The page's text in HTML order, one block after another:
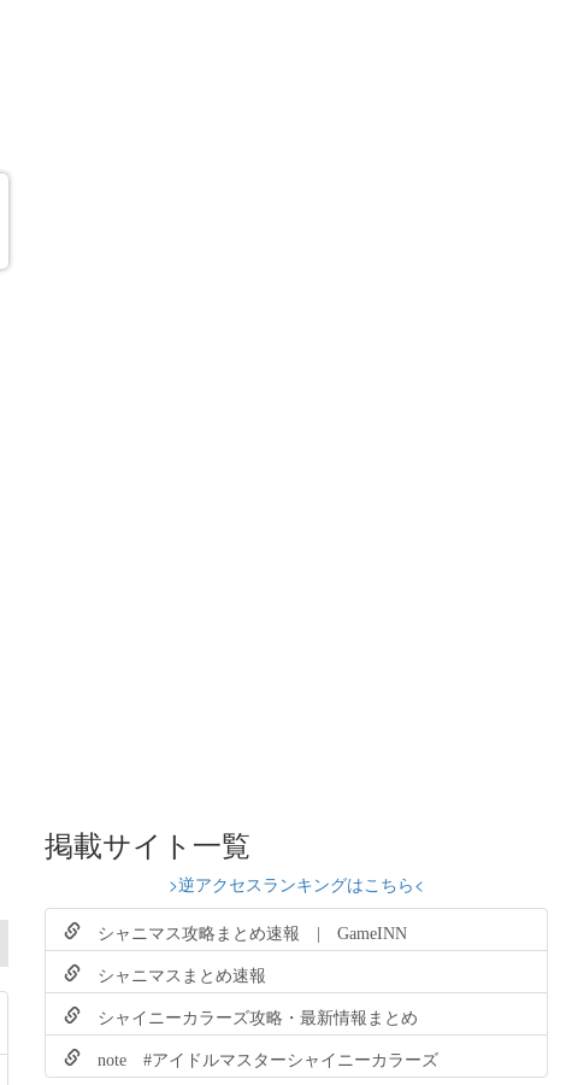
掲載サイト一覧
>逆アクセスランキングはこちら<
シャニマス攻略まとめ速報 | GameINN
シャニマスまとめ速報
シャイニーカラーズ攻略・最新情報まとめ
note #アイドルマスターシャイニーカラーズ